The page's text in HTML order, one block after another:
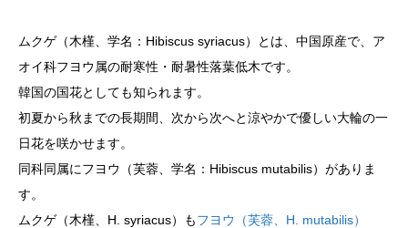
ムクゲ（木槿、学名：Hibiscus syriacus）とは、中国原産で、ア
オイ科フヨウ属の耐寒性・耐暑性落葉低木です。
韓国の国花としても知られます。
初夏から秋までの長期間、次から次へと涼やかで優しい大輪の一
日花を咲かせます。
同科同属にフヨウ（芙蓉、学名：Hibiscus mutabilis）がありま
す。
ムクゲ（木槿、H. syriacus）もフヨウ（芙蓉、H. mutabilis）